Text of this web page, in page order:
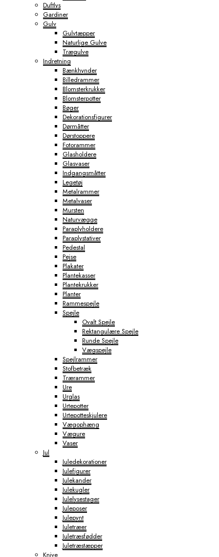
Duftlys
Gardiner
Gulv
Gulvtæpper
Naturlige Gulve
Trægulve
Indretning
Bænkhynder
Billedrammer
Blomsterkrukker
Blomsterpotter
Bøger
Dekorationsfigurer
Dørmåtter
Dørstoppere
Fotorammer
Glasholdere
Glasvaser
Indgangsmåtter
Legetøj
Metalrammer
Metalvaser
Mursten
Naturvægge
Paraplyholdere
Paraplystativer
Pedestal
Pejse
Plakater
Plantekasser
Plantekrukker
Planter
Rammespejle
Spejle
Ovalt Spejle
Rektangulære Spejle
Runde Spejle
Vægspejle
Spejlrammer
Stofbetræk
Trærammer
Ure
Urglas
Urtepotter
Urtepotteskjulere
Vægophæng
Vægure
Vaser
Jul
Juledekorationer
Julefigurer
Julekander
Julekugler
Julelysestager
Juleposer
Julepynt
Juletræer
Juletræsfødder
Juletræstæpper
Knive